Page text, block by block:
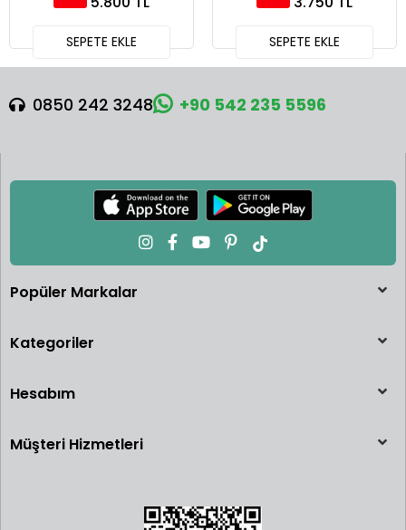
SEPETE EKLE SEPETE EKLE
0850 242 3248 +90 542 235 5596
Popüler Markalar
Kategoriler
Hesabım
Müşteri Hizmetleri